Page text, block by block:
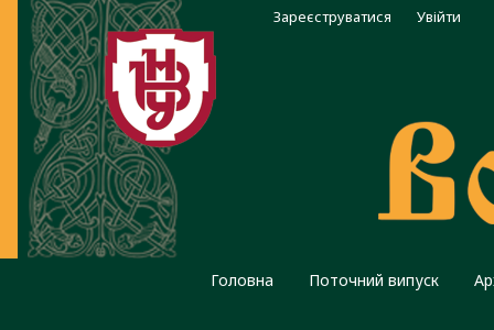
Головна Поточний випуск
Зареєструватися Увійти